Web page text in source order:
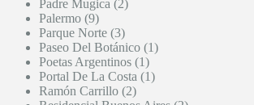
Padre Mugica (2)
Palermo (9)
Parque Norte (3)
Paseo Del Botánico (1)
Poetas Argentinos (1)
Portal De La Costa (1)
Ramón Carrillo (2)